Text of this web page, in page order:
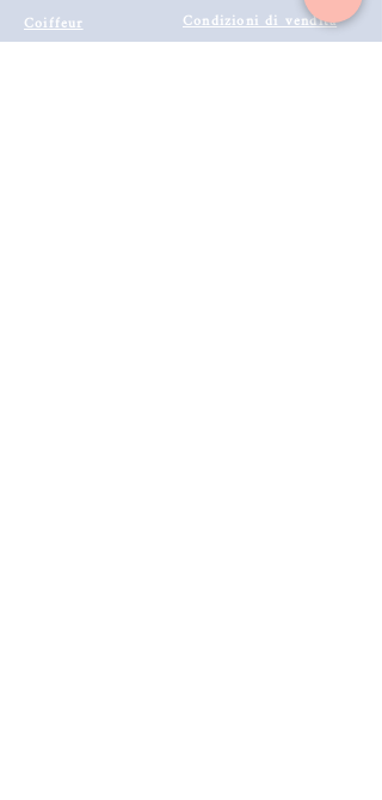
Coiffeur
Condizioni di vendita